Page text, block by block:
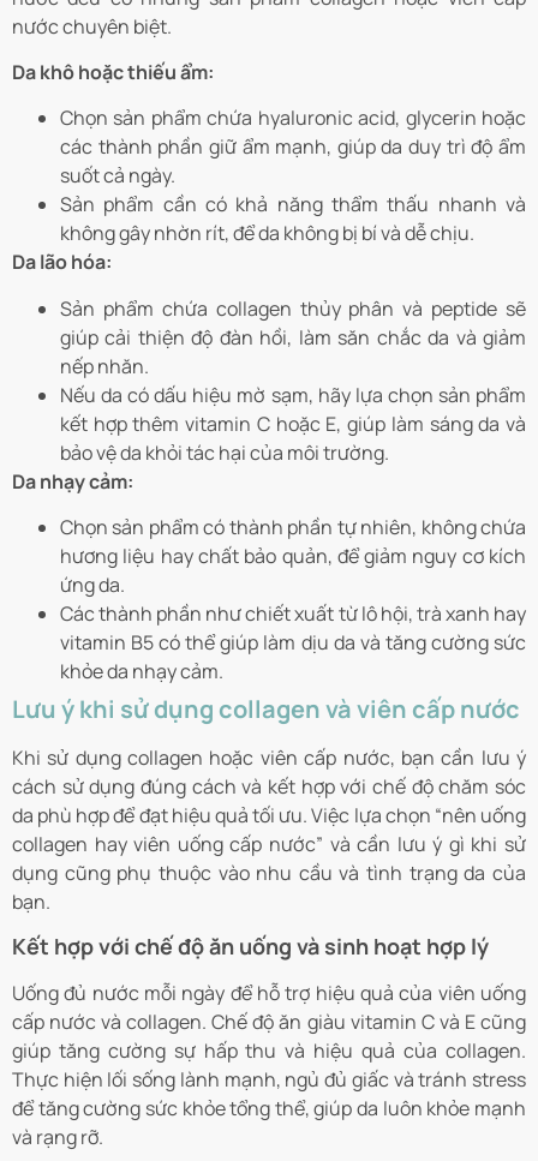
nước chuyên biệt.
Da khô hoặc thiếu ẩm:
Chọn sản phẩm chứa hyaluronic acid, glycerin hoặc
các thành phần giữ ẩm mạnh, giúp da duy trì độ ẩm
suốt cả ngày.
Sản phẩm cần có khả năng thẩm thấu nhanh và
không gây nhờn rít, để da không bị bí và dễ chịu.
Da lão hóa:
Sản phẩm chứa collagen thủy phân và peptide sẽ
giúp cải thiện độ đàn hồi, làm săn chắc da và giảm
nếp nhăn.
Nếu da có dấu hiệu mờ sạm, hãy lựa chọn sản phẩm
kết hợp thêm vitamin C hoặc E, giúp làm sáng da và
bảo vệ da khỏi tác hại của môi trường.
Da nhạy cảm:
Chọn sản phẩm có thành phần tự nhiên, không chứa
hương liệu hay chất bảo quản, để giảm nguy cơ kích
ứng da.
Các thành phần như chiết xuất từ lô hội, trà xanh hay
vitamin B5 có thể giúp làm dịu da và tăng cường sức
khỏe da nhạy cảm.
Lưu ý khi sử dụng collagen và viên cấp nước
Khi sử dụng collagen hoặc viên cấp nước, bạn cần lưu ý
cách sử dụng đúng cách và kết hợp với chế độ chăm sóc
da phù hợp để đạt hiệu quả tối ưu. Việc lựa chọn “nên uống
collagen hay viên uống cấp nước” và cần lưu ý gì khi sử
dụng cũng phụ thuộc vào nhu cầu và tình trạng da của
bạn.
Kết hợp với chế độ ăn uống và sinh hoạt hợp lý
Uống đủ nước mỗi ngày để hỗ trợ hiệu quả của viên uống
cấp nước và collagen. Chế độ ăn giàu vitamin C và E cũng
giúp tăng cường sự hấp thu và hiệu quả của collagen.
Thực hiện lối sống lành mạnh, ngủ đủ giấc và tránh stress
để tăng cường sức khỏe tổng thể, giúp da luôn khỏe mạnh
và rạng rỡ.